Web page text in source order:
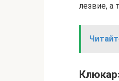
лезвие, а